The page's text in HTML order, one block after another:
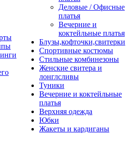
Деловые / Офисные
платья
Вечерние и
коктейльные платья
Блузы,кофточки,свитерки
Спортивные костюмы
Стильные комбинезоны
Женские свитера и
лонглсливы
Туники
Вечерние и коктейльные
платья
Верхняя одежда
Юбки
Жакеты и кардиганы